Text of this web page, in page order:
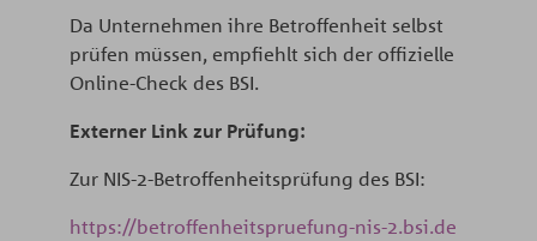
Da Unternehmen ihre Betroffenheit selbst
prüfen müssen, empfiehlt sich der offizielle
Online-Check des BSI.
Externer Link zur Prüfung:
Zur NIS-2-Betroffenheitsprüfung des BSI:
https://betroffenheitspruefung-nis-2.bsi.de